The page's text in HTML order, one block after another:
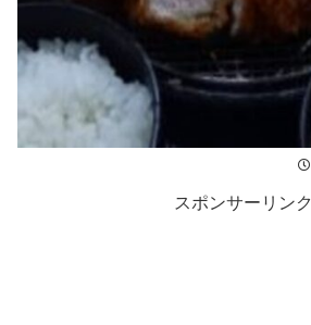
スポンサーリンク